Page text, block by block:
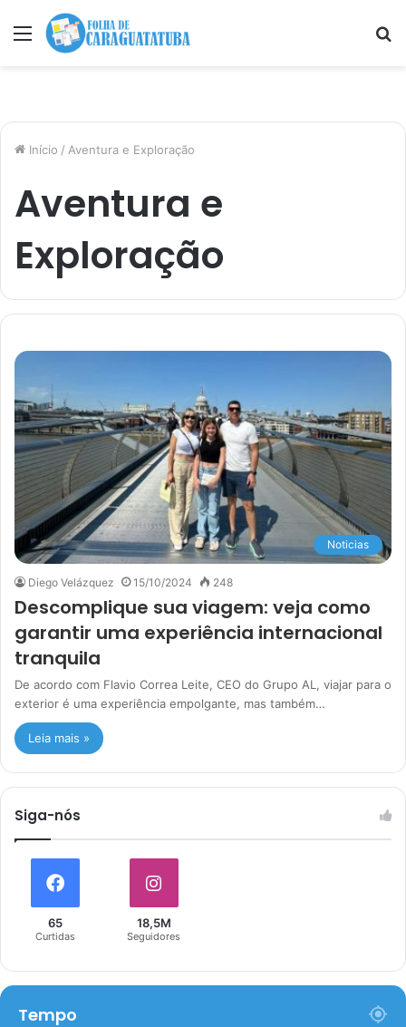
Menu
Início / Aventura e Exploração
Aventura e
Exploração
Noticias
Diego Velázquez 15/10/2024 248
Descomplique sua viagem: veja como
garantir uma experiência internacional
tranquila
De acordo com Flavio Correa Leite, CEO do Grupo AL, viajar para o
exterior é uma experiência empolgante, mas também…
Leia mais »
Siga-nós
65
Curtidas
18,5M
Seguidores
Tempo